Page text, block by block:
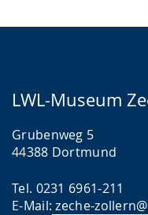
LWL-Museum
Grubenweg 5
44388 Dortmund
Tel. 0231 6961-211
E-Mail: zeche-